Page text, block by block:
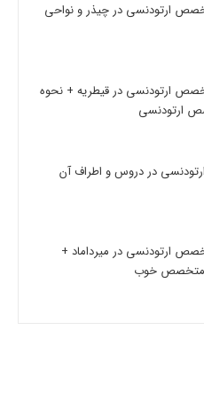
ارتودنسی در چیذر و نواحی
ارتودنسی در قیطریه + نحوه
ارتودنسی
در دروس و اطراف آن
ارتودنسی در میرداماد +
متخصص خوب